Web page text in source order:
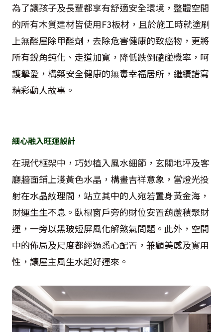
為了讓孩子及長輩都享有舒適安全環境，整體空間
的所有木質建材皆使用F3板材，且於施工時就塗刷
上無醛屋除甲醛劑，去除危害健康的致癌物，更將
所有銳角鈍化、走道加寬，降低跌倒磕碰機率，呵
護摯愛，構築安全健康的無毒幸福居所，繼續譜寫
精彩動人故事。
細心融入旺運設計
在現代框架中，巧妙植入風水細節，玄關地坪及客
廳牆面鋪上淺黃色水晶，構畫吉祥意象，當燈光投
射在水晶紋理間，站立其中的人宛若置身黃金海，
財運生生不息。臥榻窗戶旁的財位安置葫蘆積聚財
運，一旁以黑玻短屏風化解煞氣問題。此外，空間
中的佈局及尺度都經過悉心配置，兼顧美感及實用
性，讓屋主風生水起好運來。